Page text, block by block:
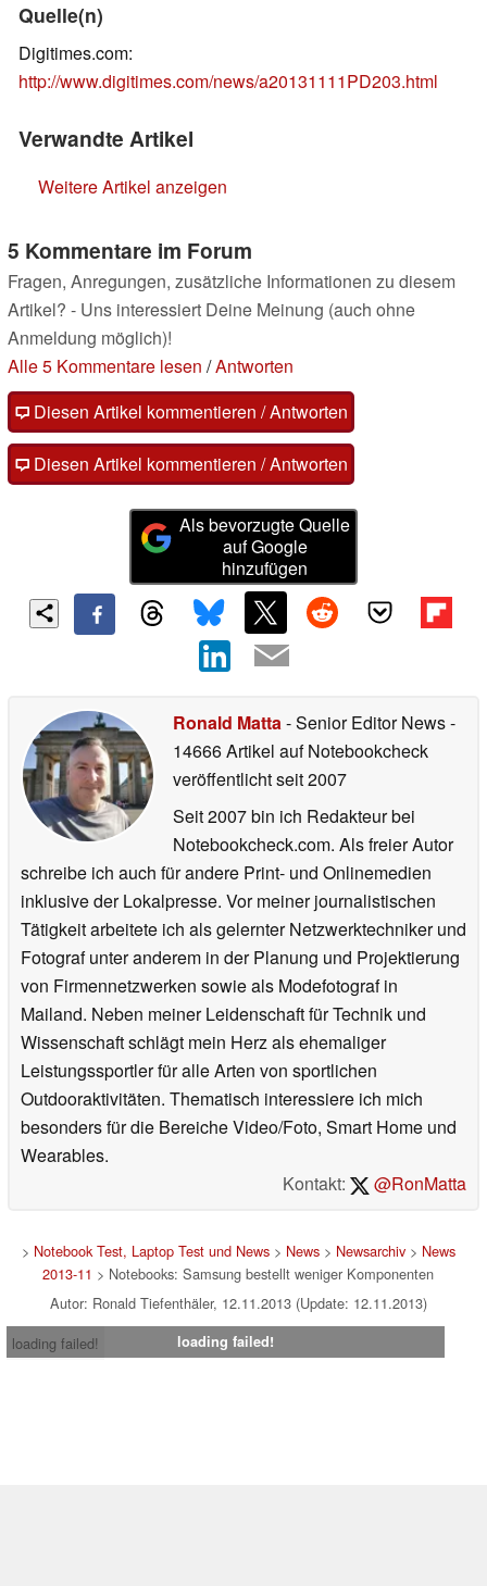
Quelle(n)
Digitimes.com:
http://www.digitimes.com/news/a20131111PD203.html
Verwandte Artikel
Weitere Artikel anzeigen
5 Kommentare im Forum
Fragen, Anregungen, zusätzliche Informationen zu diesem
Artikel? - Uns interessiert Deine Meinung (auch ohne
Anmeldung möglich)!
Alle 5 Kommentare lesen /Antworten
Diesen Artikel kommentieren / Antworten
Diesen Artikel kommentieren / Antworten
Als bevorzugte Quelle
auf Google
hinzufügen
Ronald Matta- Senior Editor News-
14666 Artikel auf Notebookcheck
veröffentlichtseit 2007
Seit 2007 bin ich Redakteur bei
Notebookcheck.com. Als freier Autor
schreibe ich auch für andere Print- und Onlinemedien
inklusive der Lokalpresse. Vor meiner journalistischen
Tätigkeit arbeitete ich als gelernter Netzwerktechniker und
Fotograf unter anderem in der Planung und Projektierung
von Firmennetzwerken sowie als Modefotograf in
Mailand. Neben meiner Leidenschaft für Technik und
Wissenschaft schlägt mein Herz als ehemaliger
Leistungssportler für alle Arten von sportlichen
Outdooraktivitäten. Thematisch interessiere ich mich
besonders für die Bereiche Video/Foto, Smart Home und
Wearables.
Kontakt:
@RonMatta
> Notebook Test, Laptop Test und News> News> Newsarchiv> News
2013-11 > Notebooks: Samsung bestellt weniger Komponenten
Autor: Ronald Tiefenthäler, 12.11.2013 (Update: 12.11.2013)
loading failed!
loading failed!